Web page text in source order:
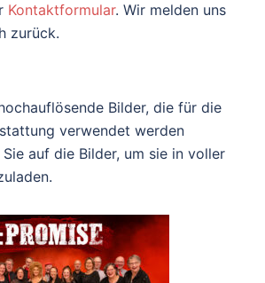
Kontaktformular. Wir melden uns
zurück.
Bilder, die für die
verwendet werden
auf die Bilder, um sie in voller